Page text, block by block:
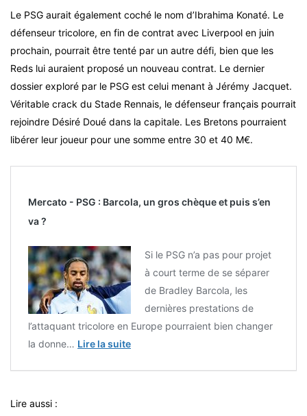
Le PSG aurait également coché le nom d’Ibrahima Konaté. Le
défenseur tricolore, en fin de contrat avec Liverpool en juin
prochain, pourrait être tenté par un autre défi, bien que les
Reds lui auraient proposé un nouveau contrat. Le dernier
dossier exploré par le PSG est celui menant à Jérémy Jacquet.
Véritable crack du Stade Rennais, le défenseur français pourrait
rejoindre Désiré Doué dans la capitale. Les Bretons pourraient
libérer leur joueur pour une somme entre 30 et 40 M€.
Mercato - PSG : Barcola, un gros chèque et puis s’en
va ?
Si le PSG n’a pas pour projet
à court terme de se séparer
de Bradley Barcola, les
dernières prestations de
l’attaquant tricolore en Europe pourraient bien changer
la donne… Lire la suite
Lire aussi :